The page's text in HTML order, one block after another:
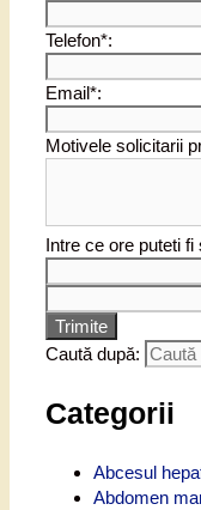
Telefon*:
Email*:
Motivele solicitarii
Intre ce ore puteti
Trimite
Caută după:
Categorii
Abcesul
Abdomen